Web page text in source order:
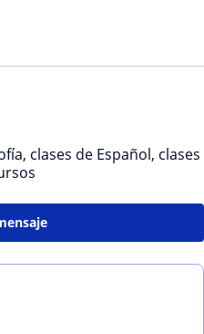
clases de Español, clases